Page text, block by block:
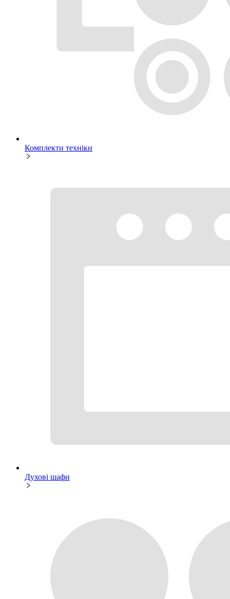
Комплекти техніки
Духові шафи